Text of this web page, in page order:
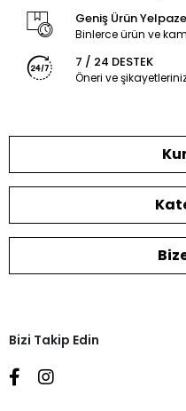
Geniş Ürün
Binlerce ürün ve
7 / 24 DESTEK
Öneri ve
Bizi Takip Edin